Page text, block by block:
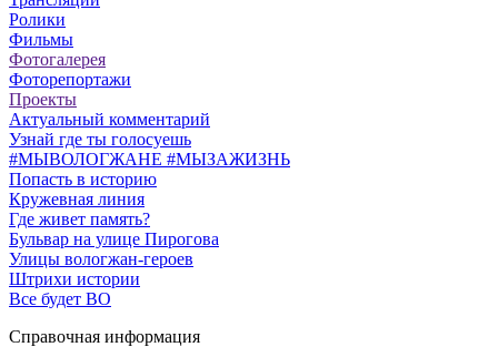
Ролики
Фильмы
Фотогалерея
Фоторепортажи
Проекты
Актуальный комментарий
Узнай где ты голосуешь
#МЫВОЛОГЖАНЕ #МЫЗАЖИЗНЬ
Попасть в историю
Кружевная линия
Где живет память?
Бульвар на улице Пирогова
Улицы вологжан-героев
Штрихи истории
Все будет ВО
Справочная информация